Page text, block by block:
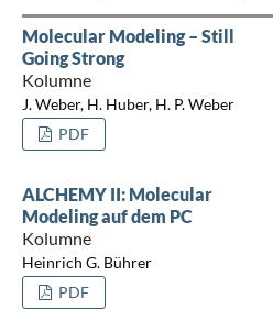
Molecular Modeling – Still
Going Strong
Kolumne
J. Weber, H. Huber, H. P. Weber
PDF
ALCHEMY II: Molecular
Modeling auf dem PC
Kolumne
Heinrich G. Bührer
PDF